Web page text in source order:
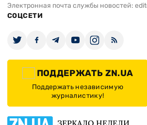
Электронная почта службы новостей:
СОЦСЕТИ
ПОДДЕРЖАТЬ ZN.UA
Поддержать независимую
журналистику!
ЗЕРКАЛО НЕДЕЛИ